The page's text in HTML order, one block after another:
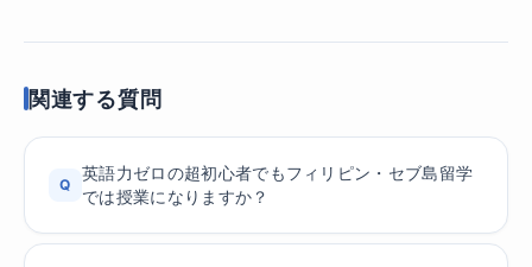
関連する質問
Q
英語力ゼロの超初心者でもフィリピン・セブ島留学
では授業になりますか？